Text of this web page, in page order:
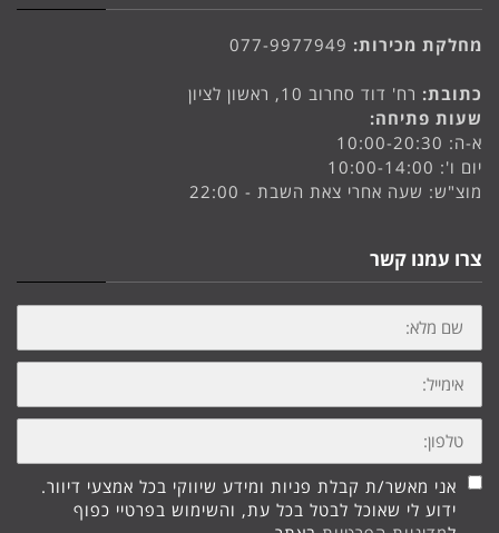
מחלקת מכירות: 077-9977949
כתובת: רח' דוד סחרוב 10, ראשון לציון
שעות פתיחה:
א-ה: 10:00-20:30
יום ו': 10:00-14:00
מוצ"ש: שעה אחרי צאת השבת - 22:00
צרו עמנו קשר
שם
מלא:
אימייל:
טלפון:
אני מאשר/ת קבלת פניות ומידע שיווקי בכל אמצעי דיוור.
ידוע לי שאוכל לבטל בכל עת, והשימוש בפרטיי כפוף